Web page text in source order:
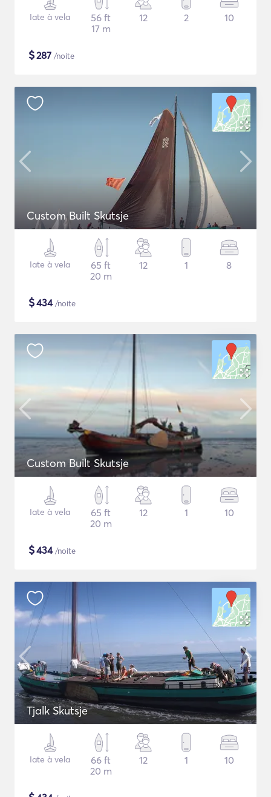
Iate à vela
56 ft
17 m
12 2 10
$287 /noite
Custom Built Skutsje
Iate à vela
65 ft
20 m
12 1 8
$434/noite
Custom Built Skutsje
Iate à vela
65 ft
20 m
12 1 10
$434/noite
Tjalk Skutsje
Iate à vela
66 ft
20 m
12 1 10